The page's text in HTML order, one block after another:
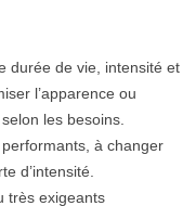
durée de vie, intensité et
l’apparence ou
les besoins.
à changer
d’intensité.
très exigeants